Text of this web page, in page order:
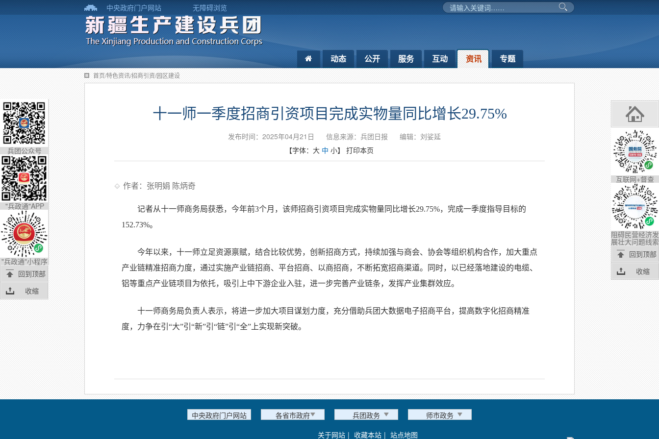
中央政府门户网站 无障碍浏览
动态 公开 服务 互动 资讯 专题
首页/特色资讯/招商引资/园区建设
十一师一季度招商引资项目完成实物量同比增长29.75%
发布时间：2025年04月21日 信息来源：​兵团日报
编辑：刘娑延
【字体： 大 中 小】 打印本页
作者：张明娟 陈炳奇
记者从十一师商务局获悉，今年前3个月，该师招商引资项目完成实物量同比增长29.75%，完成一季度指导目标的
152.73%。
今年以来，十一师立足资源禀赋，结合比较优势，创新招商方式，持续加强与商会、协会等组织机构合作，加大重点
产业链精准招商力度，通过实施产业链招商、平台招商、以商招商，不断拓宽招商渠道。同时，以已经落地建设的电缆、
铝等重点产业链项目为依托，吸引上中下游企业入驻，进一步完善产业链条，发挥产业集群效应。
十一师商务局负责人表示，将进一步加大项目谋划力度，充分借助兵团大数据电子招商平台，提高数字化招商精准
度，力争在引“大”引“新”引“链”引“全”上实现新突破。
中央政府门户网站 各省市政府 兵团政务
师市政务
关于网站 | 收藏本站 | 站点地图
互联网+督查
阻碍民营经济发
展壮大问题线索
回到顶部
收缩
兵团公众号
"兵政通"APP
"兵政通"小程序
回到顶部
收缩